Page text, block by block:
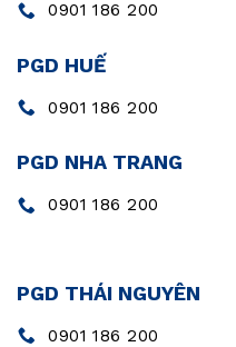
0901 186 200
PGD HUẾ
0901 186 200
PGD NHA TRANG
0901 186 200
PGD THÁI NGUYÊN
0901 186 200